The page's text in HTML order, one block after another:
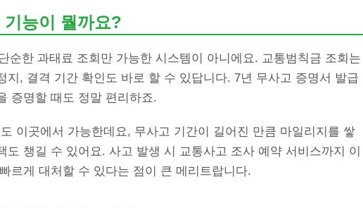
능이 뭘까요?
순한 과태료 조회만 가능한 시스템이 아니에요. 교통범칙금 조회는
지, 결격 기간 확인도 바로 할 수 있답니다. 7년 무사고 증명서 발급
증명할 때도 정말 편리하죠.
이곳에서 가능한데요, 무사고 기간이 길어진 만큼 마일리지를 쌓
도 챙길 수 있어요. 사고 발생 시 교통사고 조사 예약 서비스까지 이
르게 대처할 수 있다는 점이 큰 메리트랍니다.